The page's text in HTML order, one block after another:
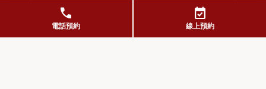
call
電話預約
event_available
線上預約